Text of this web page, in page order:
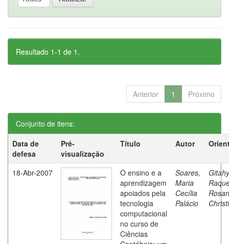
Resultado 1-1 de 1.
Anterior 1 Próximo
Conjunto de itens:
Data de
defesa
Pré-
visualização
Título Autor
18-Abr-2007
O ensino e a
aprendizagem
apoiados pela
tecnologia
computacional
no curso de
Ciências
Soares,
Maria
Cecília
Palácio
Rosan